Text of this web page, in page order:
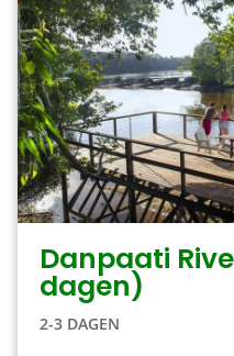
Danpaati
dagen)
2-3 DAGEN